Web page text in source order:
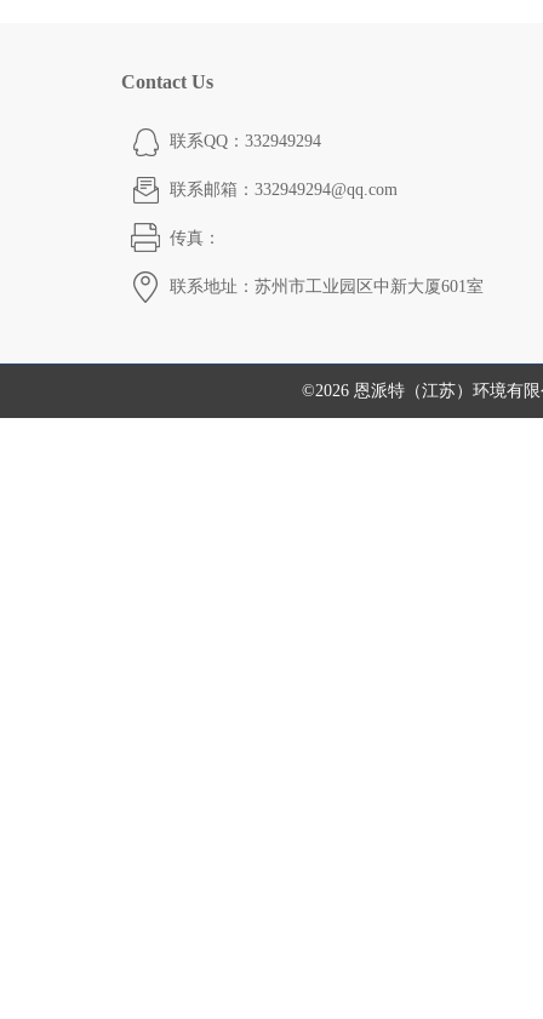
Contact Us
联系QQ：332949294
联系邮箱：332949294@qq.com
传真：
联系地址：苏州市工业园区中新大厦601室
©2026 恩派特（江苏）环境有